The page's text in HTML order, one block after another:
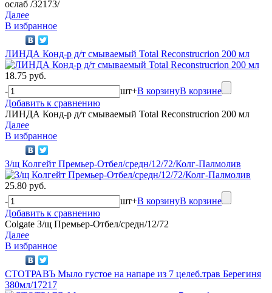
ослаб /32173/
Далее
В избранное
ЛИНДА Конд-р д/т смываемый Total Reconstrucrion 200 мл
18.75 руб.
-
шт+В корзинуВ корзине
Добавить к сравнению
ЛИНДА Конд-р д/т смываемый Total Reconstrucrion 200 мл
Далее
В избранное
З/щ Колгейт Премьер-Отбел/средн/12/72/Колг-Палмолив
25.80 руб.
-
шт+В корзинуВ корзине
Добавить к сравнению
Colgate З/щ Премьер-Отбел/средн/12/72
Далее
В избранное
СТОТРАВЪ Мыло густое на напаре из 7 целеб.трав Берегиня
380мл/17217